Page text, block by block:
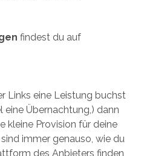
findest du auf
Links eine Leistung buchst
eine Übernachtung,) dann
kleine Provision für deine
immer genauso, wie du
des Anbieters finden